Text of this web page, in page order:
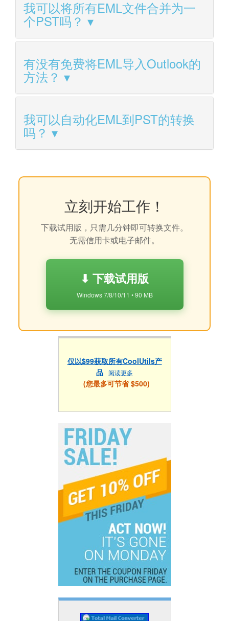
我可以将所有EML文件合并为一
个PST吗？
有没有免费将EML导入Outlook的
方法？
我可以自动化EML到PST的转换
吗？
立刻开始工作！
下载试用版，只需几分钟即可转换文件。
无需信用卡或电子邮件。
⬇ 下载试用版
Windows 7/8/10/11 • 90 MB
仅以$99获取所有CoolUtils产
品 阅读更多
(您最多可节省 $500)